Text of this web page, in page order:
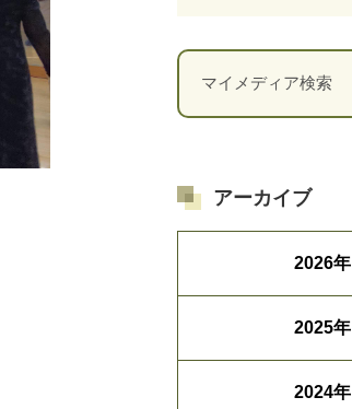
アーカイブ
2026年
2025年
2024年